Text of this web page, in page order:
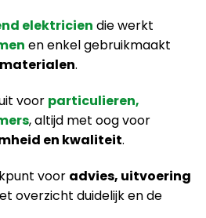
elektricien die werkt
en enkel gebruikmaakt
.
voor particulieren,
, altijd met oog voor
en kwaliteit.
voor advies, uitvoering
overzicht duidelijk en de